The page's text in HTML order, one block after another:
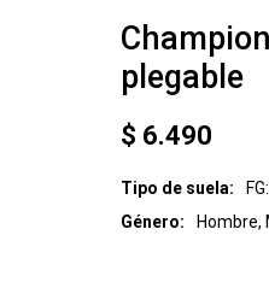
plegable
$ 6.490
Tipo de suela
Género
Hombre,